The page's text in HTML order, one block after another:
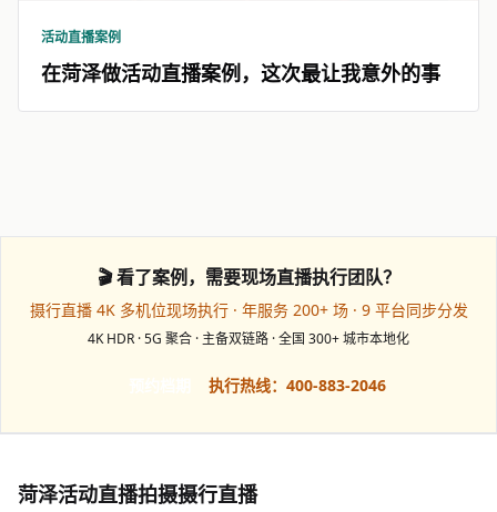
活动直播案例
在菏泽做活动直播案例，这次最让我意外的事
🎬 看了案例，需要现场直播执行团队？
摄行直播 4K 多机位现场执行 · 年服务 200+ 场 · 9 平台同步分发
4K HDR · 5G 聚合 · 主备双链路 · 全国 300+ 城市本地化
执行热线：400-883-2046
菏泽活动直播拍摄摄行直播